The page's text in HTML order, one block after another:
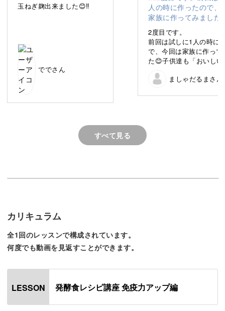
トソース」に変えて作っていきます。
この酒粕ホワイトソースの作り方を覚えると、様々な料理
にアレンジすることができますよ♪
日常的に使える料理に発酵食品を取り入れることで、無理
なくヘルシーな食生活を送ることができます。
ぜひ一度試してみてくださいね。
力が備わっています。
下してしまいます。
そんな免疫力の鍵を握っているのは腸であり、腸内の悪玉
そのため、腸内環境を整えることは、免疫力アップと健康
玉ねぎ麹出来ました😊‼️
ででさん
2度目です。
前回は試しに1人の時に
で、今回は家族に作って
た😊子供達も「おいし
た😅家族分作ったら酒
トーストに乗せて食べて
ましゃだるまさん
すべて見る
カリキュラム
全1回のレッスンで構成されています。
何度でも動画を見返すことができます。
LESSON 発酵食レシピ講座 免疫力アップ編